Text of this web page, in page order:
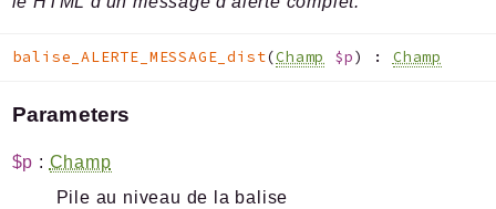
Documentation générée le 01 08 2026 à 08h00
balise_ALERTE_MESSAGE_dist(Champ $p) : Champ
Parameters
$p : Champ
Pile au niveau de la balise